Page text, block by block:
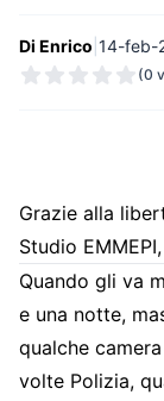
Di Enrico 14-feb-
(0
Grazie alla
Studio
Quando gli va
e una notte,
qualche
volte Polizia,